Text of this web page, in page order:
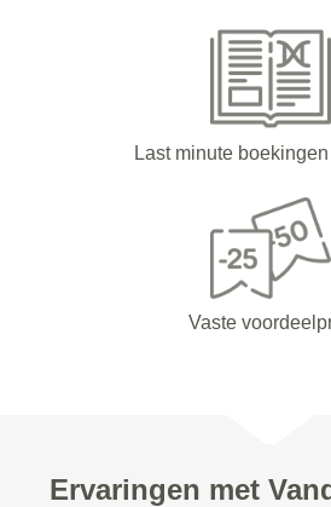
Last minute
Vaste
Ervaringen met